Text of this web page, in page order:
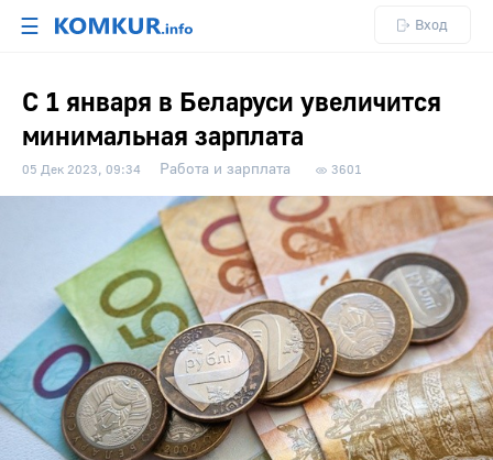
☰ Вход
С 1 января в Беларуси увеличится
минимальная зарплата
05 Дек 2023, 09:34 Работа и зарплата 3601